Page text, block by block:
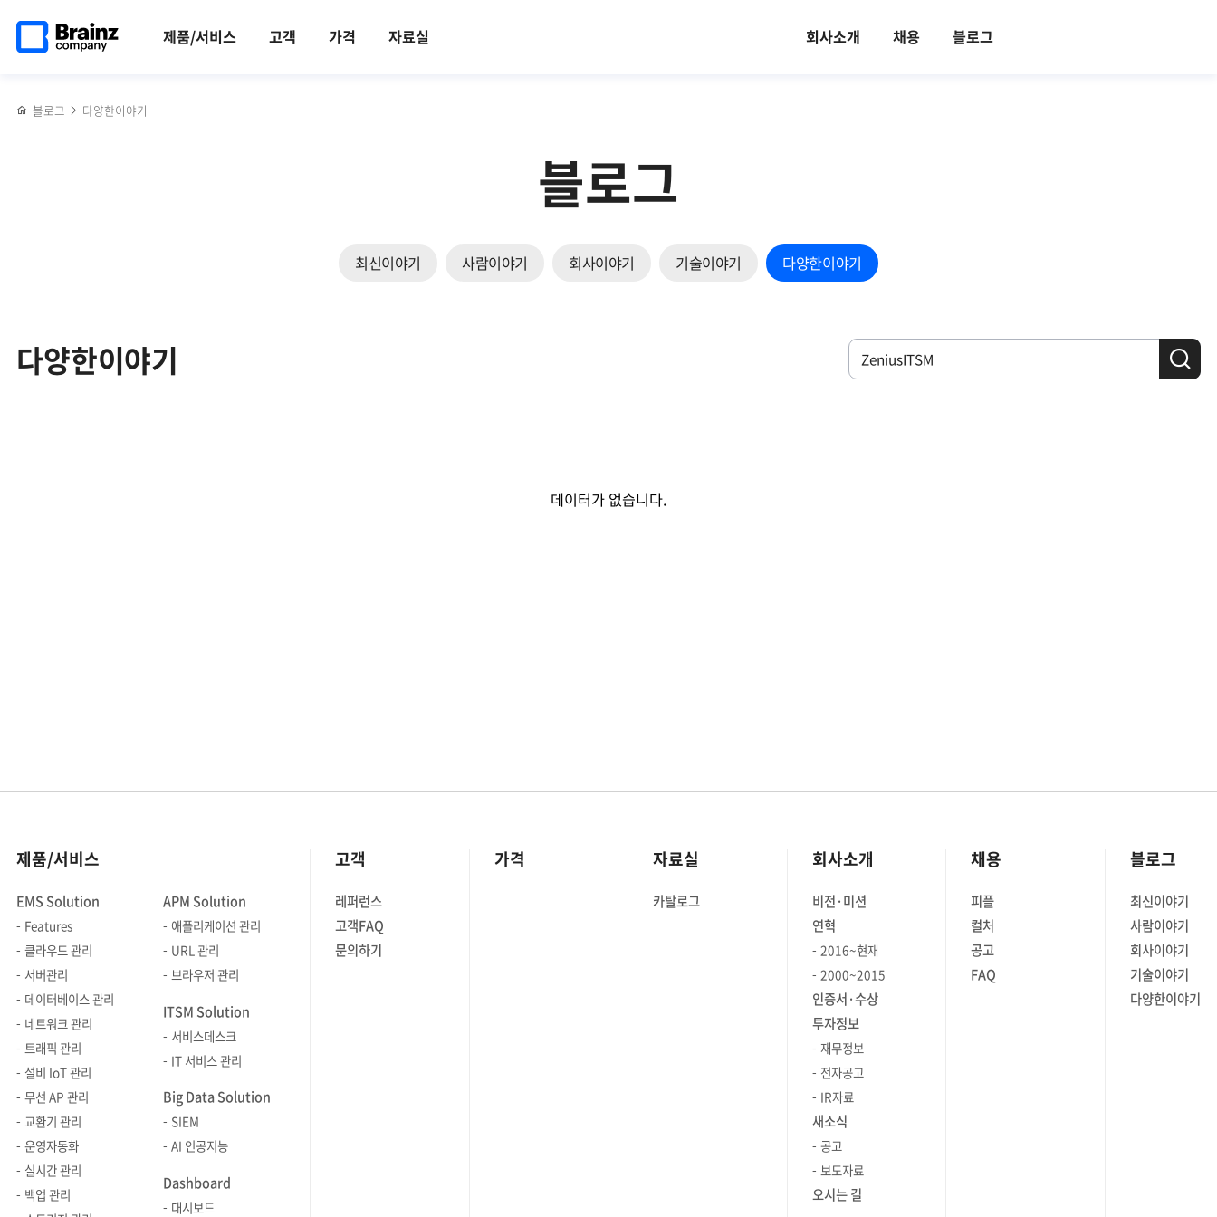
건너뛰기
제품/서비스 고객 가격 자료실 회사소개 채용 블로그
페이지로
블로그 다양한이야기
블로그
최신이야기 사람이야기 회사이야기 기술이야기 다양한이야기
다양한이야기
데이터가 없습니다.
제품/서비스
EMS Solution
Features
클라우드 관리
서버관리
데이터베이스 관리
네트워크 관리
트래픽 관리
설비 IoT 관리
무선 AP 관리
교환기 관리
운영자동화
실시간 관리
백업 관리
APM Solution
애플리케이션 관리
URL 관리
브라우저 관리
ITSM Solution
서비스데스크
IT 서비스 관리
Big Data Solution
SIEM
AI 인공지능
Dashboard
대시보드
고객
레퍼런스
고객FAQ
문의하기
가격 자료실
카탈로그
회사소개
비전·미션
연혁
2016~현재
2000~2015
인증서·수상
투자정보
재무정보
전자공고
IR자료
새소식
공고
보도자료
오시는 길
채용
피플
컬처
공고
FAQ
블로그
최신이야기
사람이야기
회사이야기
기술이야기
다양한이야기